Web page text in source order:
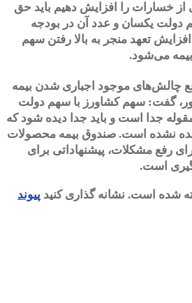
خسارات را افزایش دهیم باید حق
دولت یکسان و عدد آن در بودجه
تعهد منجر به بالا رفتن سهم
می‌شود.
رفع چالش‌های موجود اجباری شدن بیمه
گفت: سهم کشاورز با سهم دولت
جدا است و باید جدا دیده شود که
نشده است. صندوق بیمه محصولات
رفع مشکلات، پیشنهاداتی برای
است.
شده است. نشانه گذاری کنید پیوند